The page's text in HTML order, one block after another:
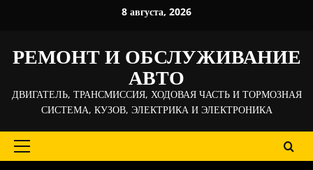
8 августа, 2026
РЕМОНТ И ОБСЛУЖИВАНИЕ
АВТО
ДВИГАТЕЛЬ, ТРАНСМИССИЯ, ХОДОВАЯ ЧАСТЬ И ТОРМОЗНАЯ
СИСТЕМА, КУЗОВ, ЭЛЕКТРИКА И ЭЛЕКТРОНИКА
Основное